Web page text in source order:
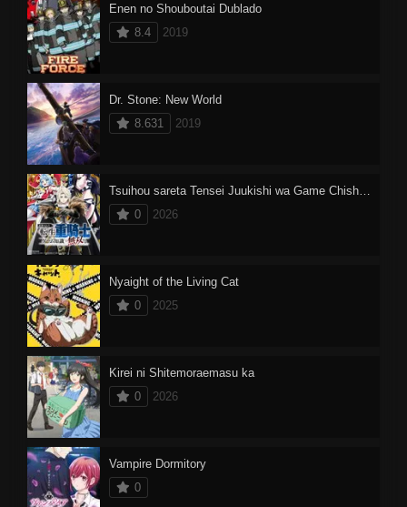
Enen no Shouboutai Dublado
8.4
2019
Dr. Stone: New World
8.631
2019
0
2026
Nyaight of the Living Cat
0
2025
Kirei ni Shitemoraemasu ka
0
2026
Vampire Dormitory
0